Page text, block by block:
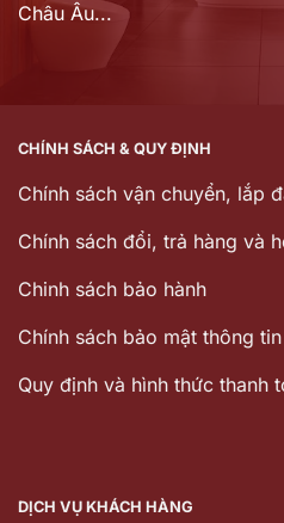
Châu Âu...
CHÍNH SÁCH & QUY ĐỊNH
Chính sách vận chuyển, lắp
Chính sách đổi, trả hàng và
Chinh sách bảo hành
Chính sách bảo mật thông tin
Quy định và hình thức thanh
DỊCH VỤ KHÁCH HÀNG